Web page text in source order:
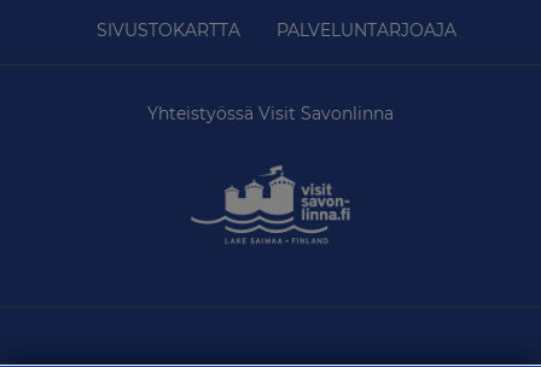
SIVUSTOKARTTA
PALVELUNTARJOAJA
Yhteistyössä Visit Savonlinna